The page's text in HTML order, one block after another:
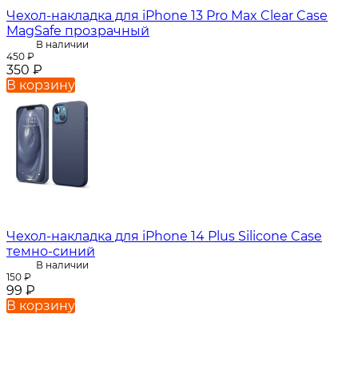
Чехол-накладка для iPhone 13 Pro Max Clear Case
MagSafe прозрачный
В наличии
450 ₽
350 ₽
В корзину
Чехол-накладка для iPhone 14 Plus Silicone Case
темно-синий
В наличии
150 ₽
99 ₽
В корзину